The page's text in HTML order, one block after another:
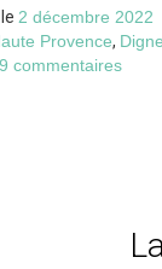
le 2 décembre 2022
Provence,
9 commentaires